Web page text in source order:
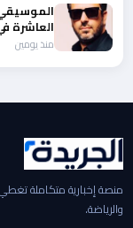
العاشرة
منذ يومين
منصة إخبارية متكاملة تغطي
والرياضة.